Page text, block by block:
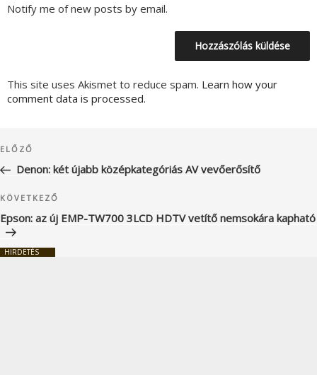
Notify me of new posts by email.
This site uses Akismet to reduce spam. Learn how your
comment data is processed.
navigáció
Korábbi
bejegyzés
ELŐZŐ
Denon: két újabb középkategóriás AV vevőerősítő
Következő
bejegyzés
KÖVETKEZŐ
Epson: az új EMP-TW700 3LCD HDTV vetítő nemsokára kapható
HIRDETÉS